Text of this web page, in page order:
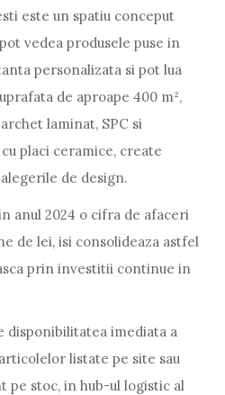
este un spatiu conceput
vedea produsele puse in
personalizata si pot lua
de aproape 400 m²,
laminat, SPC si
placi ceramice, create
de design.
anul 2024 o cifra de afaceri
de lei, isi consolideaza astfel
prin investitii continue in
disponibilitatea imediata a
listate pe site sau
pe stoc, in hub-ul logistic al